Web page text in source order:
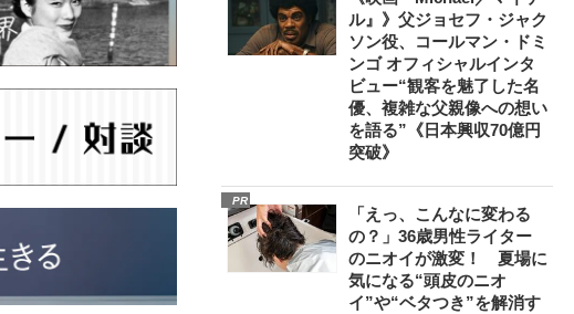
ル』》父ジョセフ・ジャク
ソン役、コールマン・ドミ
ンゴ オフィシャルインタ
ビュー“観客を魅了した名
優、複雑な父親像への想い
を語る”《日本興収70億円
突破》
PR
「えっ、こんなに変わる
の？」36歳男性ライター
のニオイが激変！ 夏場に
気になる“頭皮のニオ
イ”や“ベタつき”を解消す